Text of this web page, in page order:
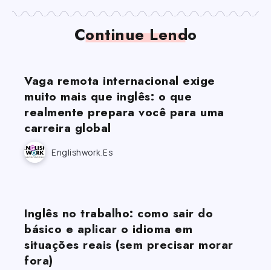
Continue Lendo
Vaga remota internacional exige
muito mais que inglês: o que
realmente prepara você para uma
carreira global
Englishwork.es
Inglês no trabalho: como sair do
básico e aplicar o idioma em
situações reais (sem precisar morar
fora)